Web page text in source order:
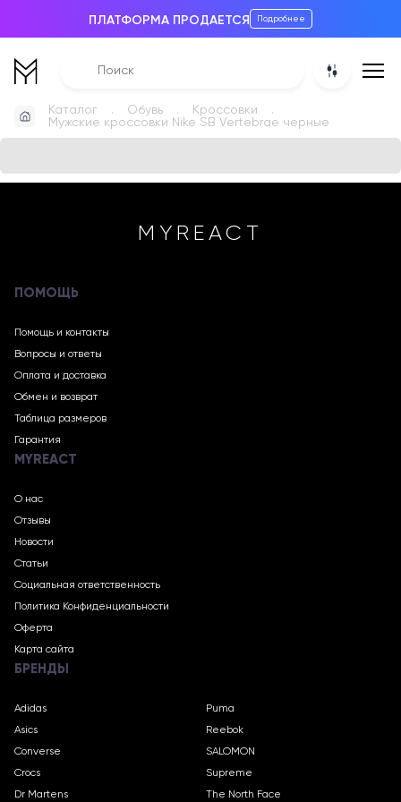
ПЛАТФОРМА ПРОДАЕТСЯ Подробнее
Каталог Обувь
Кроссовки
Мужские кроссовки Nike SB Vertebrae черные
MYREACT
ПОМОЩЬ
Помощь и контакты
Вопросы и ответы
Оплата и доставка
Обмен и возврат
Таблица размеров
Гарантия
MYREACT
О нас
Отзывы
Новости
Статьи
Социальная ответственность
Политика Конфиденциальности
Оферта
Карта сайта
БРЕНДЫ
Adidas
Asics
Converse
Crocs
Dr Martens
Puma
Reebok
SALOMON
Supreme
The North Face